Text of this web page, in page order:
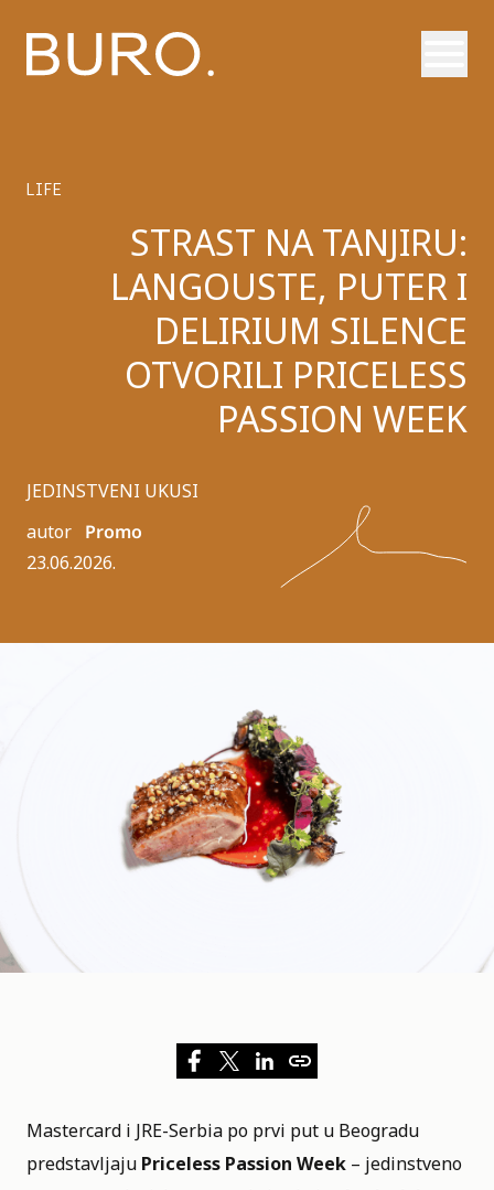
LIFE
STRAST NA TANJIRU:
LANGOUSTE, PUTER I
DELIRIUM SILENCE
OTVORILI PRICELESS
PASSION WEEK
JEDINSTVENI UKUSI
autor Promo
23.06.2026.
Mastercard i JRE-Serbia po prvi put u Beogradu
predstavljaju Priceless Passion Week – jedinstveno